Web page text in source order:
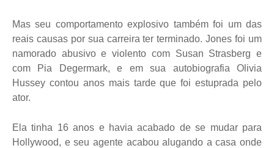
Mas seu comportamento explosivo também foi um das
reais causas por sua carreira ter terminado. Jones foi um
namorado abusivo e violento com Susan Strasberg e
com Pia Degermark, e em sua autobiografia Olivia
Hussey contou anos mais tarde que foi estuprada pelo
ator.
Ela tinha 16 anos e havia acabado de se mudar para
Hollywood, e seu agente acabou alugando a casa onde